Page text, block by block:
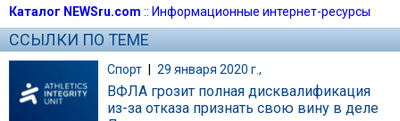
Каталог NEWSru.com :: Информационные интернет-ресурсы
ССЫЛКИ ПО ТЕМЕ
Спорт 29 января 2020 г.,
ВФЛА грозит полная дисквалификация
из-за отказа признать свою вину в деле